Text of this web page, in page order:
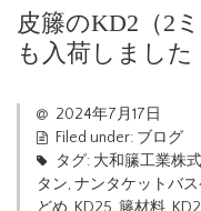
皮籐のKD2（2
も入荷しました
2024年7月17日
Filed under: ブログ
タグ: 大和籘工業株
タン, ナンタケットバ
どめ, KD25, 籐材料, KD2